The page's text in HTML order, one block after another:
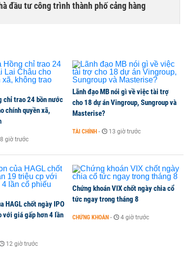
đầu tư công trình thành phố cảng hàng
mua vào?
động công trình đóng BHXH bắt buộc
bị khởi tố
chỉ trao 24 bồn nước
chính quyền xã,
8 giờ trước
Lãnh đạo MB nói gì về việc tài trợ
cho 18 dự án Vingroup, Sungroup và
Masterise?
TÀI CHÍNH - 13 giờ trước
HAGL chốt ngày IPO
với giá gấp hơn 4 lần
12 giờ trước
Chứng khoán VIX chốt ngày chia cổ
tức ngay trong tháng 8
CHỨNG KHOÁN - 4 giờ trước